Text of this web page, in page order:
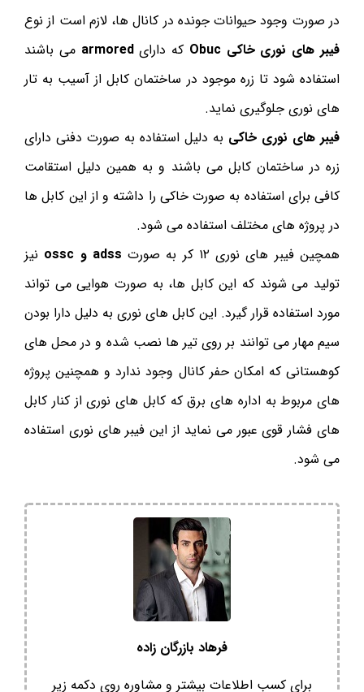
در صورت وجود حیوانات جونده در کانال ها، لازم است از نوع
فیبر های نوری خاکی Obuc
که دارایarmored
می باشند
استفاده شود تا زره موجود در ساختمان کابل از آسیب به تار
های نوری جلوگیری نماید.
فیبر های نوری خاکی به دلیل استفاده به صورت دفنی دارای
زره در ساختمان کابل می باشند و به همین دلیل استقامت
کافی برای استفاده به صورت خاکی را داشته و از این کابل ها
در پروژه های مختلف استفاده می شود.
همچین فیبر های نوری ۱۲ کر به صورت
adss و ossc
نیز
تولید می شوند که این کابل ها، به صورت هوایی می تواند
مورد استفاده قرار گیرد. این کابل های نوری به دلیل دارا بودن
سیم مهار می توانند بر روی تیر ها نصب شده و در محل های
کوهستانی که امکان حفر کانال وجود ندارد و همچنین پروژه
های مربوط به اداره های برق که کابل های نوری از کنار کابل
های فشار قوی عبور می نماید از این فیبر های نوری استفاده
می شود.
فرهاد بازرگان زاده
برای کسب اطلاعات بیشتر و مشاوره روی دکمه زیر